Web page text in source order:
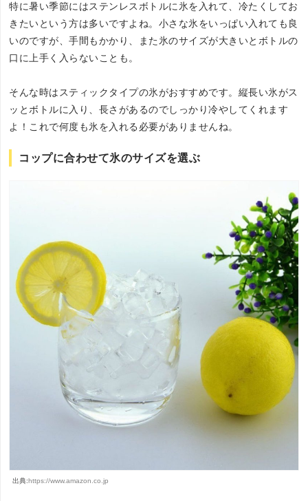
特に暑い季節にはステンレスボトルに氷を入れて、冷たくしてお
きたいという方は多いですよね。小さな氷をいっぱい入れても良
いのですが、手間もかかり、また氷のサイズが大きいとボトルの
口に上手く入らないことも。
そんな時はスティックタイプの氷がおすすめです。縦長い氷がス
ッとボトルに入り、長さがあるのでしっかり冷やしてくれます
よ！これで何度も氷を入れる必要がありませんね。
コップに合わせて氷のサイズを選ぶ
出典:https://www.amazon.co.jp